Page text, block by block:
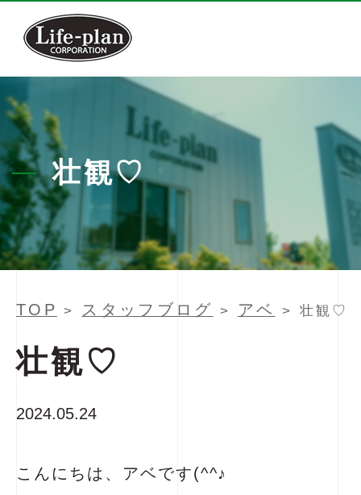
壮観♡
TOP > スタッフブログ > アベ > 壮観♡
壮観♡
2024.05.24
こんにちは、アベです(^^♪